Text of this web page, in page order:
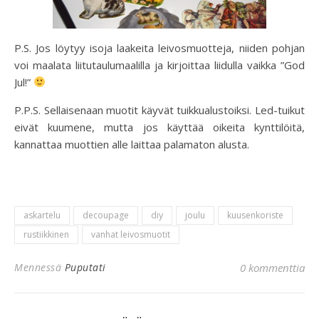
P.S. Jos löytyy isoja laakeita leivosmuotteja, niiden pohjan
voi maalata liitutaulumaalilla ja kirjoittaa liidulla vaikka ”God
Jul!”
P.P.S. Sellaisenaan muotit käyvät tuikkualustoiksi. Led-tuikut
eivät kuumene, mutta jos käyttää oikeita kynttilöitä,
kannattaa muottien alle laittaa palamaton alusta.
askartelu decoupage diy joulu
kuusenkoriste
rustiikkinen
vanhat leivosmuotit
Mennessä Puputati 0 kommenttia